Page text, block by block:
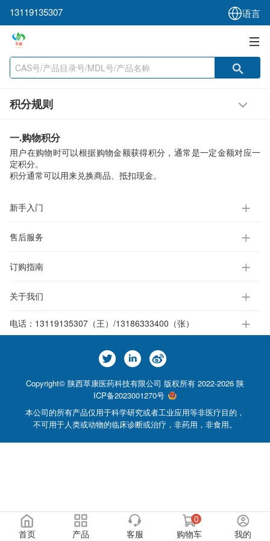
13119135307 语言
积分规则
一.购物积分
用户在购物时可以根据购物金额获得积分，通常是一定金额对应一
定积分。
积分通常可以用来兑换商品、抵扣现金。
新手入门
售后服务
订购指南
关于我们
电话： 13119135307（王）/13186333400（张）
Copyright© 陕西萃康医药科技有限公司 版权所有 2022-2026 陕
ICP备2023001270号
本公司的所有产品仅用于科学研究或者工业应用等非医疗目的，
不可用于人类或动物的临床诊断或治疗，非药用，非食用。
首页 产品 客服
0
购物车
我的